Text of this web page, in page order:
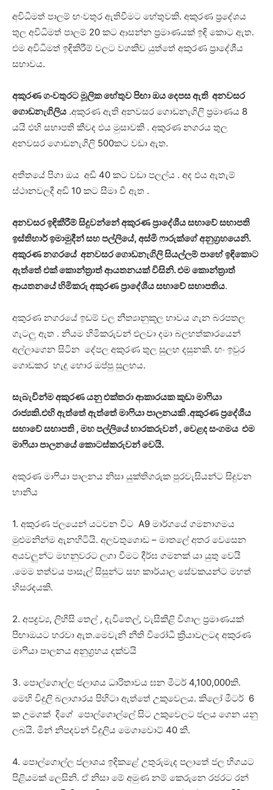
අවිධිමත් පාලම් ඟංවතුර ඇතිවීමට හේතුවකි. අකුරණ ප්‍රදේශය
තුල අවිධිමත් පාලම් 20 කට ආසන්න ප්‍රමාණයක් ඉඳි කොට ඇත.
එම අවිධිමත් ඉඳිකිරීම් වලට වගකිව යුත්තේ අකුරණ ප්‍රාදේශීය
සභාවය.
අකුරණ ගංවතුරට මූලික හේතුව පිඟා ඔය දෙපස ඇති අනවසර
ගොඩනැගිලිය .අකුරණ ඇති අනවසර ගොඩනැගිලි ප්‍රමාණය 8
යයි එහි සභාපති කීවද එය මුසාවකි . අකුරණ නගරය තුල
අනවසර ගොඩනැගිලි 500කට වඩා ඇත.
අතීතයේ පිගා ඔය අඩි 40 කට වඩා පලල්ය . අද එය ඇතැම්
ස්ථානවලදී අඩි 10 කට සීමා වී ඇත .
අනවසර ඉඳිකීරීම් සිදුවන්නේ අකුරණ ප්‍රාදේශීය සභාවේ සභාපති
ඉස්තිහාර් ඉමාමුදීන් සහ පල්ලියේ, අස්මි ෆාරුක්ගේ අනුග්‍රහයෙනි.
අකුරණ නගරයේ අනවසර ගොඩනැගිලි සියල්ලම් පාහේ ඉඳිකොට
ඇත්තේ එක් කොන්ත්‍රාත් ආයතනයක් විසිනි. එම කොන්ත්‍රාත්
ආයතනයේ හිමිකරු අකුරණ ප්‍රාදේශීය සභාවේ සභාපතිය.
අකුරණ නගරයේ ඉඩම් වල නීත්‍යානුකූල භාවය ගැන බරපතල
ගැටලු ඇත . නියම හිමිකරුවන් එලවා දමා බලහත්කාරයෙන්
අල්ලාගෙන සිටින දේපල අකුරණ තුල සුලභ දසුනකි. ඟං ඉවුර
ගොඩකර හැදූ හොර ඔප්පු සුලභය.
සැබැවින්ම අකුරණ යනු එක්තරා ආකාරයක කුඩා මා‍ෆියා
රාජ්‍යකි.එහි ඇත්තේ ඇත්තේ මා‍ෆියා පාලනයකි .අකුරණ ප්‍රදේශීය
සභාවේ සභාපති , මහ පල්ලියේ භාරකරුවන් , වෙළද සංගමය එම
මා‍ෆියා පාලනයේ කොටස්කරුවන් වෙයි.
අකුරණ මා‍ෆියා පාලනය නිසා යුක්තිගරුක පුරවැසියන්ට සිදුවන
හානිය
1. අකුරණ ජලයෙන් යටවන විට A9 මාර්ගයේ ගමනාගමය
මුළුමනින්ම ඇනහිටියි. අලවතුගොඩ – මාතලේ අතර වෙසෙන
අයවලුන්ට මහනුවරට ලගා වීමට දීර්ඝ ගමනක් යා යුතු වෙයි
.මෙම තත්වය පාසැල් සිසුන්ට සහ කාර්යාල සේවකයන්ට මහත්
හිසරදයකි.
2. අපද්‍රව්‍ය, ලිහිසි තෙල් , දැවිතෙල්, වැසිකිළි විශාල ප්‍රමාණයක්
පිඟාඔයට හරවා ඇත.මෙවැනි නීති විරෝධී ක්‍රියාවලටද අකුරණ
මා‍ෆියා පාලනය අනුග්‍රහය දක්වයි
3. පොල්ගොල්ල ජලාශය ධාරිතාවය ඝන මීටර් 4,100,000කි.
මෙහි විදුලි බලාගාරය පිහිටා ඇත්තේ උකුවෙලය. කිලෝ මීටර් 6
ක උමගක් දිගේ පොල්ගොල්ලේ සිට උකුවෙලට ජලය ගෙන යනු
ලබයි. මින් නිපදවන් විදුලිය මෙගාවොට් 40 කි.
4. පොල්ගොල්ල ජලාශය ඉදිකළේ උතුරුමැද පලාතේ ජල හිගයට
පිළියමක් ලෙසිනි. ඒ නිසා මේ අමුණ නම් කෙරුනෙ රජරට රන්